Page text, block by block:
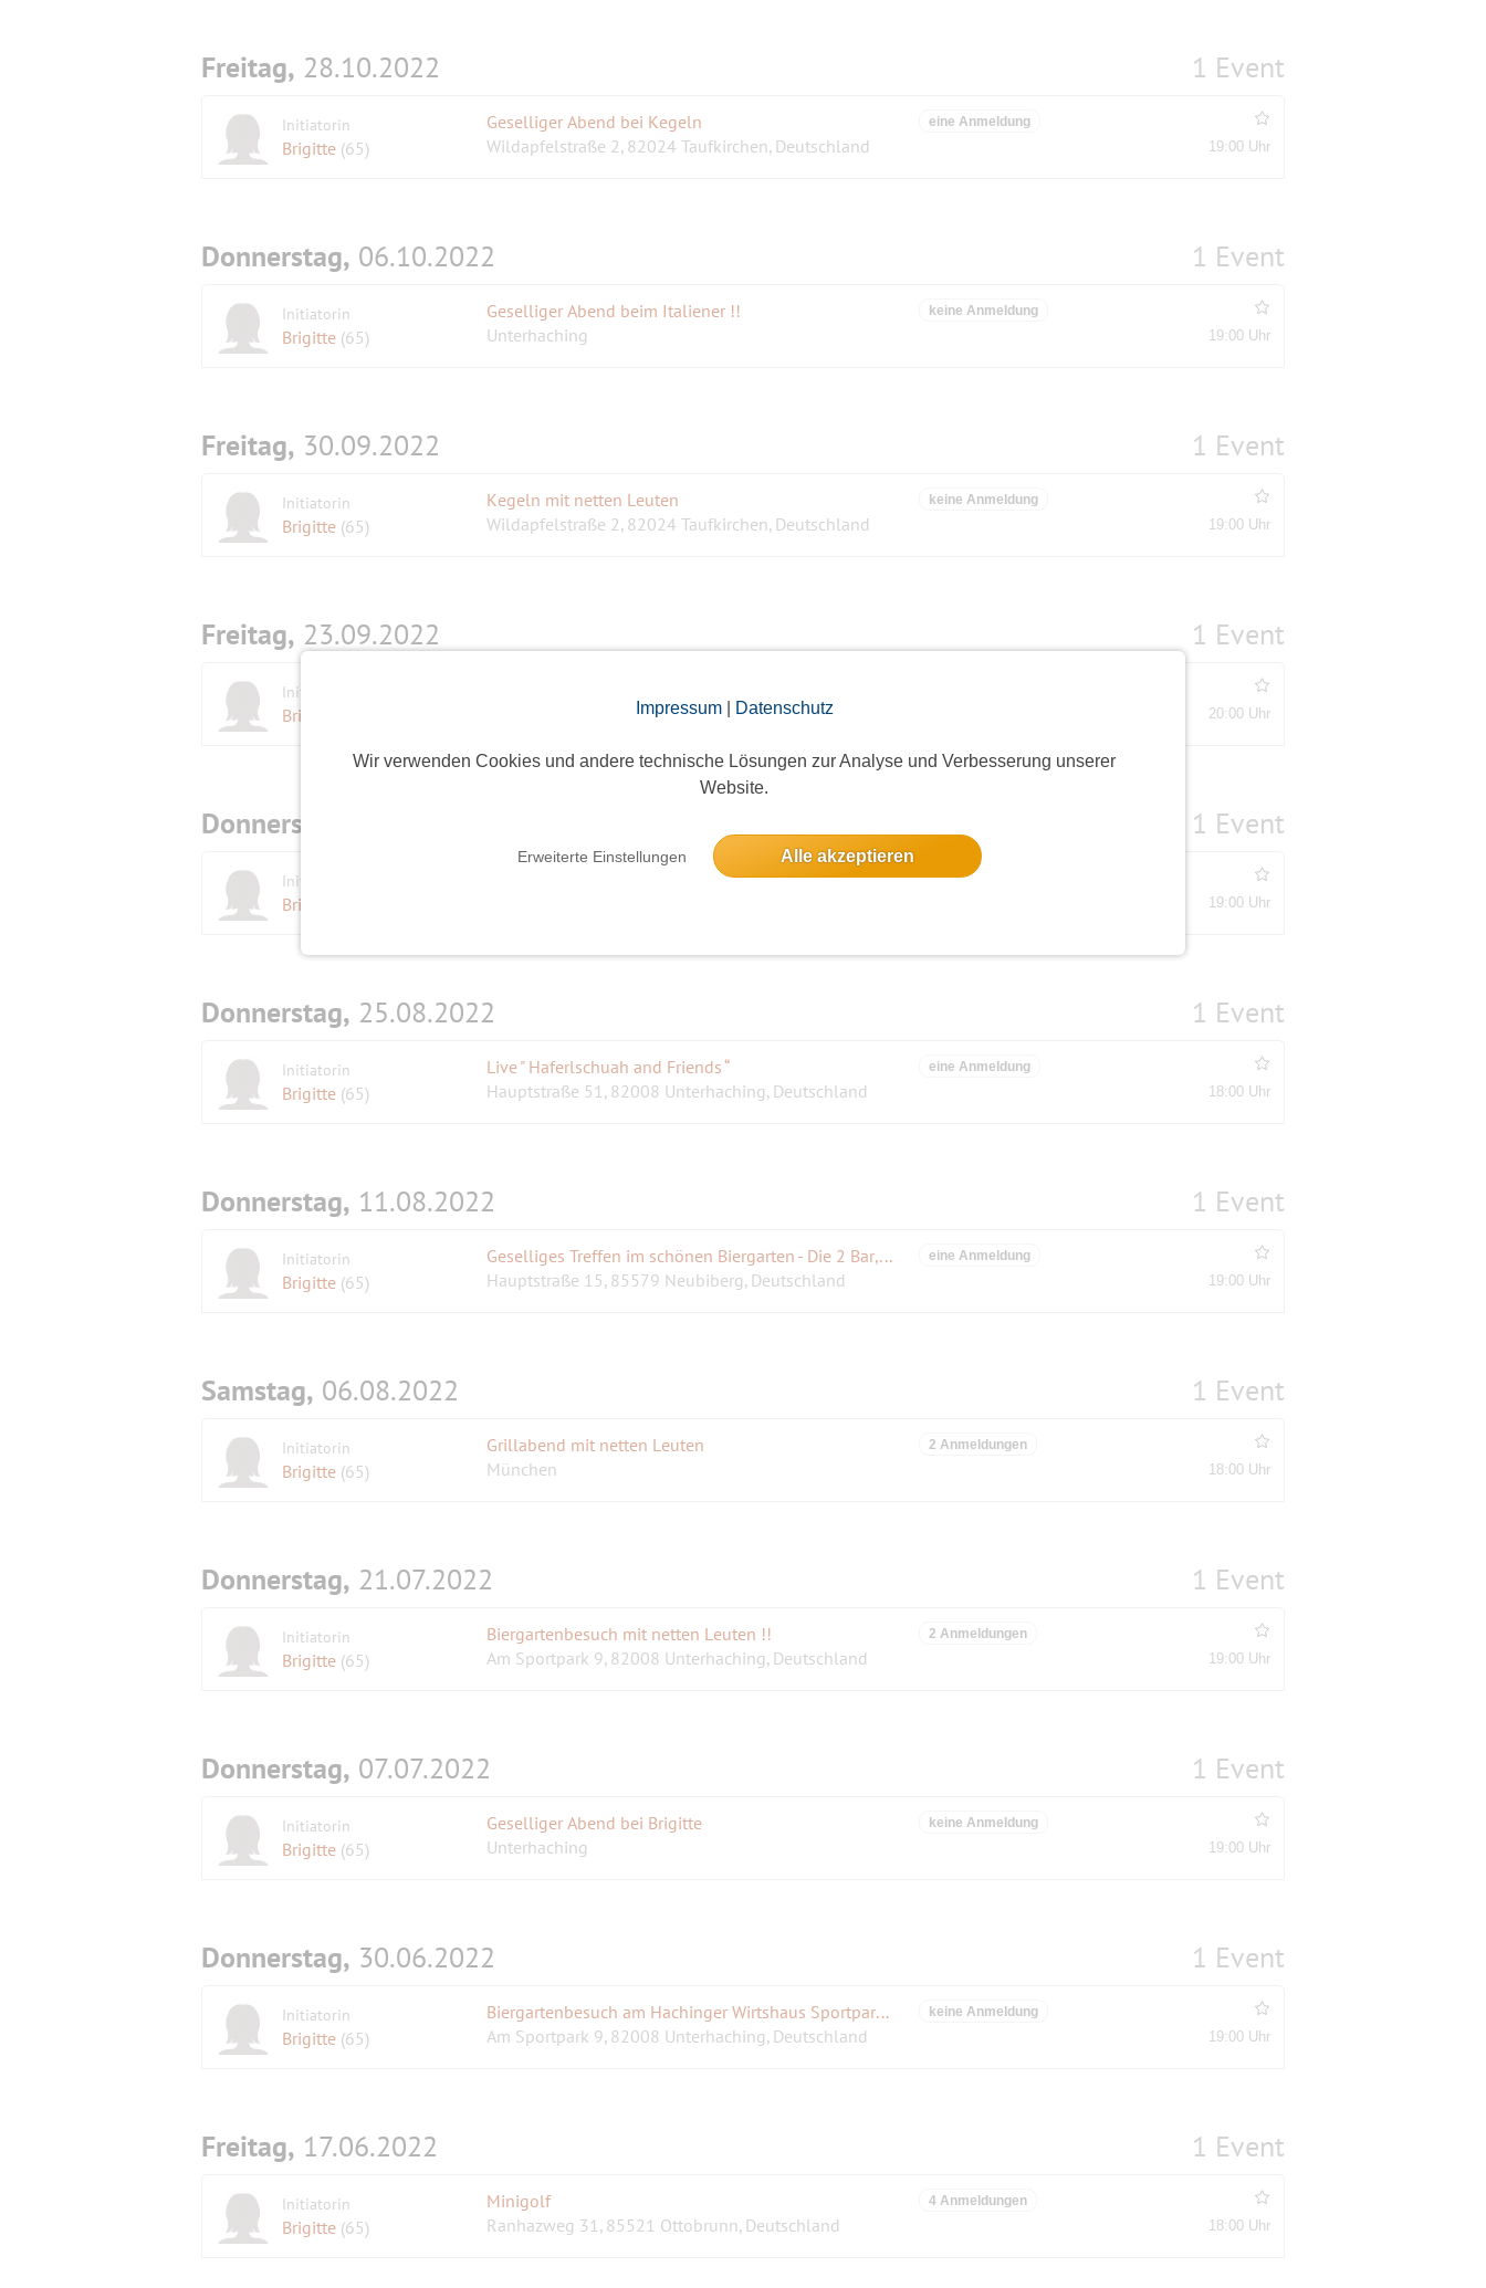
Impressum| Datenschutz
Wir verwenden Cookies und andere technische Lösungen zur Analyse und Verbesserung unserer
Website.
Erweiterte Einstellungen Alle akzeptieren
Freitag, 28.10.2022 1 Event
Initiatorin
Brigitte (65)
Geselliger Abend bei Kegeln
Wildapfelstraße 2, 82024 Taufkirchen, Deutschland
eine Anmeldung
19:00 Uhr
Donnerstag, 06.10.2022 1 Event
Initiatorin
Brigitte (65)
Geselliger Abend beim Italiener !!
Unterhaching
keine Anmeldung
19:00 Uhr
Freitag, 30.09.2022 1 Event
Initiatorin
Brigitte (65)
Kegeln mit netten Leuten
Wildapfelstraße 2, 82024 Taufkirchen, Deutschland
keine Anmeldung
19:00 Uhr
Freitag, 23.09.2022 1 Event
Initiatorin
Brigitte 20:00 Uhr
Donnerstag, 1 Event
Initiatorin
Brigitte
Griechischer Abend mit netten Leuten !!
eine Anmeldung
19:00 Uhr
Donnerstag, 25.08.2022 1 Event
Initiatorin
Brigitte (65)
Live " Haferlschuah and Friends “
Hauptstraße 51, 82008 Unterhaching, Deutschland
eine Anmeldung
18:00 Uhr
Donnerstag, 11.08.2022 1 Event
Initiatorin
Brigitte (65)
Geselliges Treffen im schönen Biergarten - Die 2 Bar,Restaurant, Neubiberg
Hauptstraße 15, 85579 Neubiberg, Deutschland
eine Anmeldung
19:00 Uhr
Samstag, 06.08.2022 1 Event
Initiatorin
Brigitte (65)
Grillabend mit netten Leuten
München
2 Anmeldungen
18:00 Uhr
Donnerstag, 21.07.2022 1 Event
Initiatorin
Brigitte (65)
Biergartenbesuch mit netten Leuten !!
Am Sportpark 9, 82008 Unterhaching, Deutschland
2 Anmeldungen
19:00 Uhr
Donnerstag, 07.07.2022 1 Event
Initiatorin
Brigitte (65)
Geselliger Abend bei Brigitte
Unterhaching
keine Anmeldung
19:00 Uhr
Donnerstag, 30.06.2022 1 Event
Initiatorin
Brigitte (65)
Biergartenbesuch am Hachinger Wirtshaus Sportpark Unterhaching
Am Sportpark 9, 82008 Unterhaching, Deutschland
keine Anmeldung
19:00 Uhr
Freitag, 17.06.2022 1 Event
Initiatorin
Brigitte (65)
Minigolf
Ranhazweg 31, 85521 Ottobrunn, Deutschland
4 Anmeldungen
18:00 Uhr